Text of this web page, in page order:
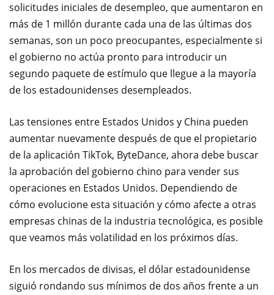
solicitudes iniciales de desempleo, que aumentaron en
más de 1 millón durante cada una de las últimas dos
semanas, son un poco preocupantes, especialmente si
el gobierno no actúa pronto para introducir un
segundo paquete de estímulo que llegue a la mayoría
de los estadounidenses desempleados.
Las tensiones entre Estados Unidos y China pueden
aumentar nuevamente después de que el propietario
de la aplicación TikTok, ByteDance, ahora debe buscar
la aprobación del gobierno chino para vender sus
operaciones en Estados Unidos. Dependiendo de
cómo evolucione esta situación y cómo afecte a otras
empresas chinas de la industria tecnológica, es posible
que veamos más volatilidad en los próximos días.
En los mercados de divisas, el dólar estadounidense
siguió rondando sus mínimos de dos años frente a un